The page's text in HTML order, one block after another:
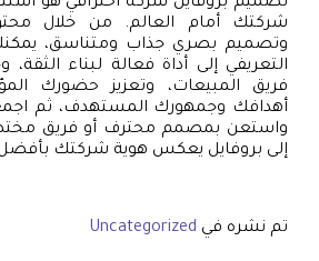
شركتك أمام العالم. من خلال
وتصميم بصري جذاب ومتناسق،
التعريفي إلى أداة فعالة لبناء
فريق المبيعات، وتعزيز حضورك
أهدافك وجمهورك المستهدف، ثم
واستعن بمصمم محترف أو فريق
إلى بروفايل يعكس هوية شركتك
تم نشره في Uncategorized